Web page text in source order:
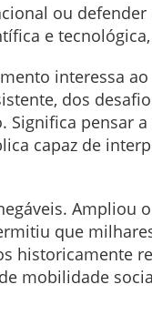
ou
e
interessa
dos
pensar
capaz de
Ampliou
que
historicamente
mobilidade